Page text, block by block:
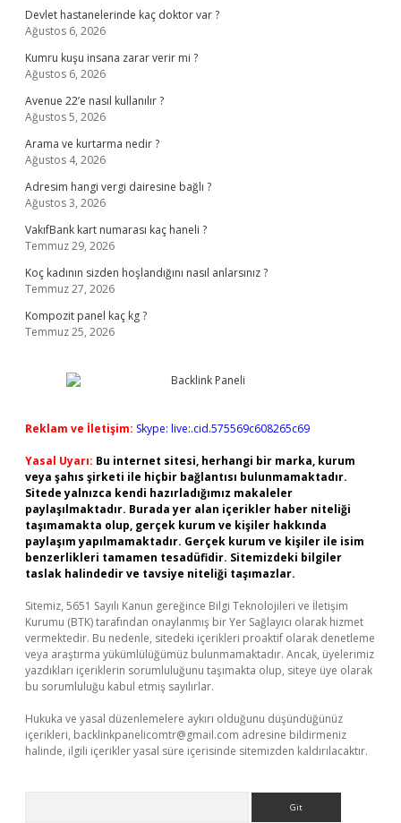
Devlet hastanelerinde kaç doktor var ?
Ağustos 6, 2026
Kumru kuşu insana zarar verir mi ?
Ağustos 6, 2026
Avenue 22’e nasıl kullanılır ?
Ağustos 5, 2026
Arama ve kurtarma nedir ?
Ağustos 4, 2026
Adresim hangi vergi dairesine bağlı ?
Ağustos 3, 2026
VakıfBank kart numarası kaç haneli ?
Temmuz 29, 2026
Koç kadının sizden hoşlandığını nasıl anlarsınız ?
Temmuz 27, 2026
Kompozit panel kaç kg ?
Temmuz 25, 2026
Reklam ve İletişim: Skype: live:.cid.575569c608265c69
Yasal Uyarı: Bu internet sitesi, herhangi bir marka, kurum
veya şahıs şirketi ile hiçbir bağlantısı bulunmamaktadır.
Sitede yalnızca kendi hazırladığımız makaleler
paylaşılmaktadır. Burada yer alan içerikler haber niteliği
taşımamakta olup, gerçek kurum ve kişiler hakkında
paylaşım yapılmamaktadır. Gerçek kurum ve kişiler ile isim
benzerlikleri tamamen tesadüfidir. Sitemizdeki bilgiler
taslak halindedir ve tavsiye niteliği taşımazlar.
Sitemiz, 5651 Sayılı Kanun gereğince Bilgi Teknolojileri ve İletişim
Kurumu (BTK) tarafından onaylanmış bir Yer Sağlayıcı olarak hizmet
vermektedir. Bu nedenle, sitedeki içerikleri proaktif olarak denetleme
veya araştırma yükümlülüğümüz bulunmamaktadır. Ancak, üyelerimiz
yazdıkları içeriklerin sorumluluğunu taşımakta olup, siteye üye olarak
bu sorumluluğu kabul etmiş sayılırlar.
Hukuka ve yasal düzenlemelere aykırı olduğunu düşündüğünüz
içerikleri, backlinkpanelicomtr@gmail.com adresine bildirmeniz
halinde, ilgili içerikler yasal süre içerisinde sitemizden kaldırılacaktır.